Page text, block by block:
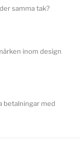
samma tak?
inom design
betalningar med